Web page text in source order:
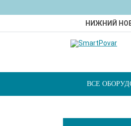
НИЖНИЙ
ВСЕ